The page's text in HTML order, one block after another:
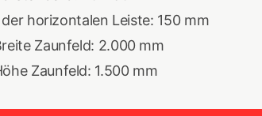
horizontalen Leiste: 150 mm
Zaunfeld: 2.000 mm
Zaunfeld: 1.500 mm